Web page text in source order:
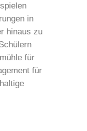
in
hinaus zu
für
für